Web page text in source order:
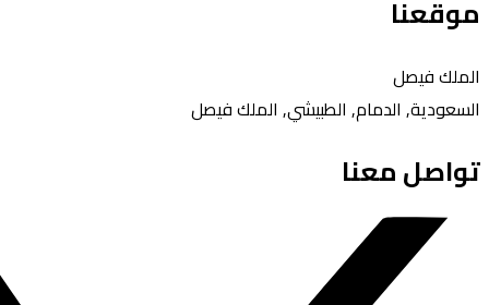
موقعنا
الملك فيصل
السعودية, الدمام, الطبيشي, الملك فيصل
تواصل معنا